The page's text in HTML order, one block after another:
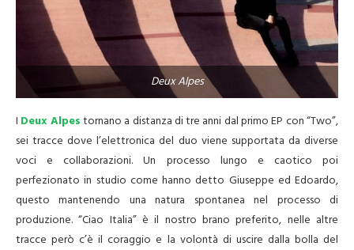
Deux Alpes
I Deux Alpestornano a distanza di tre anni dal primo EP con “Two”,
sei tracce dove l’elettronica del duo viene supportata da diverse
voci e collaborazioni. Un processo lungo e caotico poi
perfezionato in studio come hanno detto Giuseppe ed Edoardo,
questo mantenendo una natura spontanea nel processo di
produzione. “Ciao Italia” è il nostro brano preferito, nelle altre
tracce però c’è il coraggio e la volontà di uscire dalla bolla del